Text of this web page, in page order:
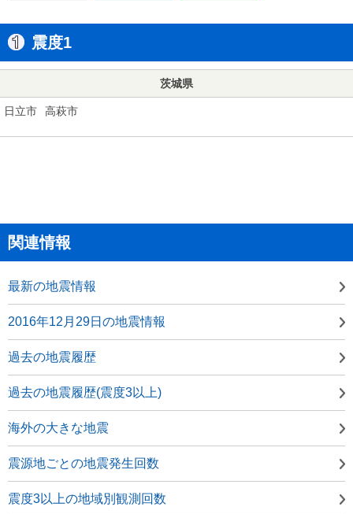
震度1
茨城県
日立市 高萩市
関連情報
最新の地震情報
2016年12月29日の地震情報
過去の地震履歴
過去の地震履歴(震度3以上)
海外の大きな地震
震源地ごとの地震発生回数
震度3以上の地域別観測回数